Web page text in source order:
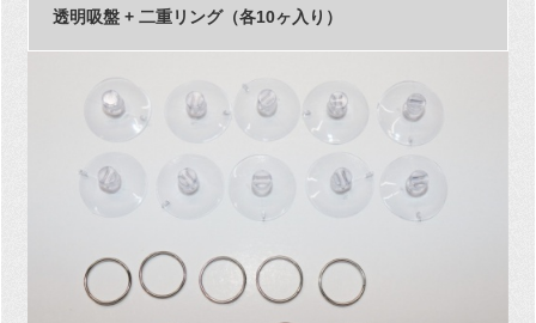
透明吸盤 + 二重リング（各10ヶ入り）